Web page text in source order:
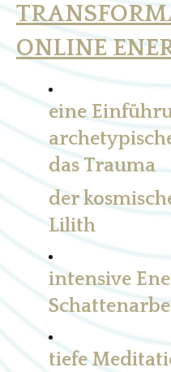
ONLINE
eine
das Trauma
der
Lilith
intensive
tiefe